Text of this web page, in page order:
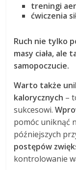
treningi
ćwiczenia
Ruch nie tylko
masy ciała, ale
samopoczucie.
Warto także
kalorycznych –
sukcesowi.
pomóc uniknąć
późniejszych
postępów
kontrolowanie